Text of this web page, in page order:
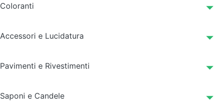
Coloranti
Accessori e Lucidatura
Pavimenti e Rivestimenti
Saponi e Candele